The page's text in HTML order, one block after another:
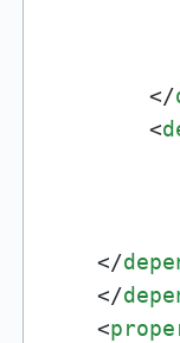
</
<
</
</
<